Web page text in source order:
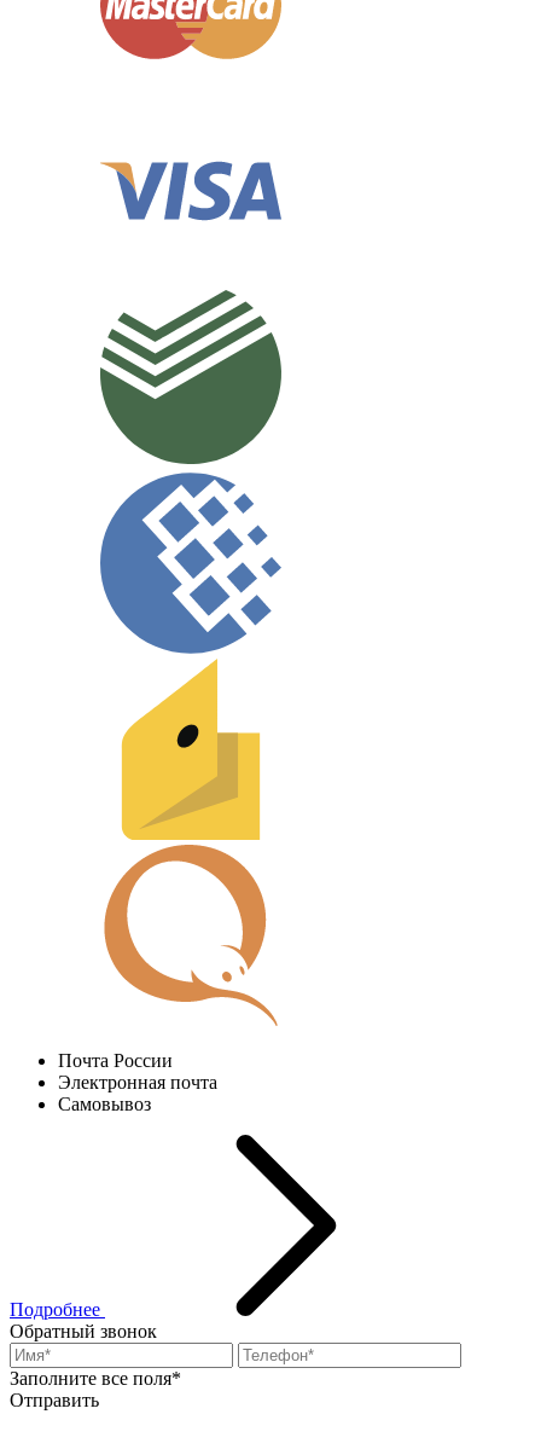
Почта России
Электронная почта
Самовывоз
Подробнее
Обратный звонок
Заполните все поля*
Отправить